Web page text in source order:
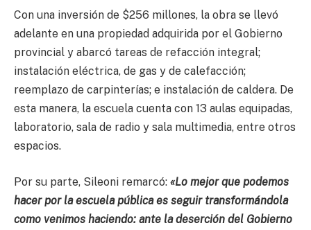
Con una inversión de $256 millones, la obra se llevó
adelante en una propiedad adquirida por el Gobierno
provincial y abarcó tareas de refacción integral;
instalación eléctrica, de gas y de calefacción;
reemplazo de carpinterías; e instalación de caldera. De
esta manera, la escuela cuenta con 13 aulas equipadas,
laboratorio, sala de radio y sala multimedia, entre otros
espacios.
Por su parte, Sileoni remarcó: «Lo mejor que podemos
hacer por la escuela pública es seguir transformándola
como venimos haciendo: ante la deserción del Gobierno